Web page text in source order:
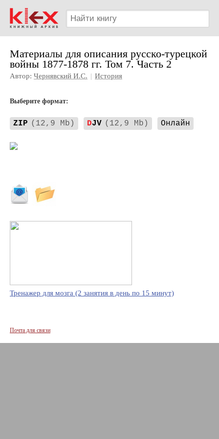
Материалы для описания русско-турецкой
войны 1877-1878 гг. Том 7. Часть 2
Автор: Чернявский И.С. | История
Выберите формат:
ZIP (12,9 Mb) DJV (12,9 Mb) Онлайн
Тренажер для мозга (2 занятия в день по 15 минут)
Почта для связи